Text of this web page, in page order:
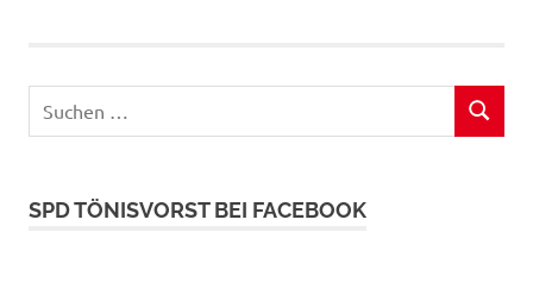
nach:
SUCHEN
SPD TÖNISVORST BEI FACEBOOK